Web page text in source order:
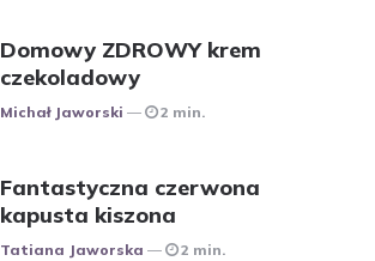
Domowy ZDROWY krem
czekoladowy
Posted
Michał Jaworski 2 min.
Fantastyczna czerwona
kapusta kiszona
Posted
Tatiana Jaworska 2 min.